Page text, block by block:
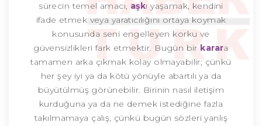
sürecin temel amacı, aşkı yaşamak, kendini
ifade etmek veya yaratıcılığını ortaya koymak
konusunda seni engelleyen korku ve
güvensizlikleri fark etmektir. Bugün bir karara
tamamen arka çıkmak kolay olmayabilir; çünkü
her şey iyi ya da kötü yönüyle abartılı ya da
büyütülmüş görünebilir. Birinin nasıl iletişim
kurduğuna ya da ne demek istediğine fazla
takılmamaya çalış, çünkü bugün sözleri yanlış